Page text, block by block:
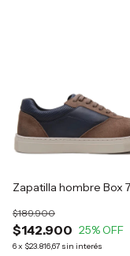
Zapatilla hombre Box 7
$142.900
$189.900
25% OFF
6x $23.816,67 sin interés